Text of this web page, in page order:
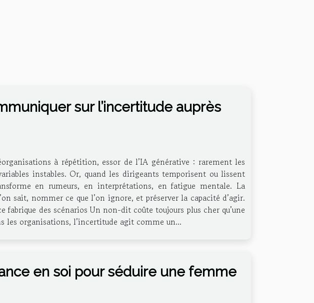
sur l’incertitude auprès
à répétition, essor de l’IA générative : rarement les
instables. Or, quand les dirigeants temporisent ou lissent
en rumeurs, en interprétations, en fatigue mentale. La
sait, nommer ce que l’on ignore, et préserver la capacité d’agir.
des scénarios Un non-dit coûte toujours plus cher qu’une
les organisations, l’incertitude agit comme un...
en soi pour séduire une femme